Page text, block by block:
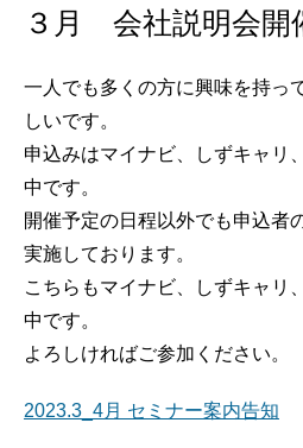
３月 会社説明会開
一人でも多くの方に興味を持っ
しいです。
申込みはマイナビ、しずキャリ
中です。
開催予定の日程以外でも申込者
実施しております。
こちらもマイナビ、しずキャリ
中です。
よろしければご参加ください。
2023.3_4月 セミナー案内告知